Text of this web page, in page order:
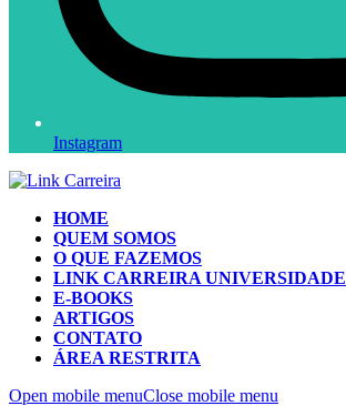
Instagram
HOME
QUEM SOMOS
O QUE FAZEMOS
LINK CARREIRA UNIVERSIDADE
E-BOOKS
ARTIGOS
CONTATO
ÁREA RESTRITA
Open mobile menuClose mobile menu